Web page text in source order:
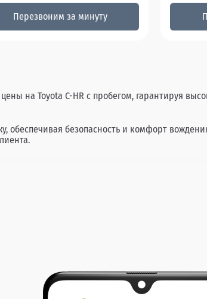
Перезвоним за минуту
на Toyota C-HR с пробегом, гарантируя
обеспечивая безопасность и комфорт